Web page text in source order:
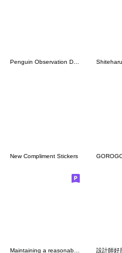
New Compliment Stickers
Maintaining a reasonable distance 設計師好